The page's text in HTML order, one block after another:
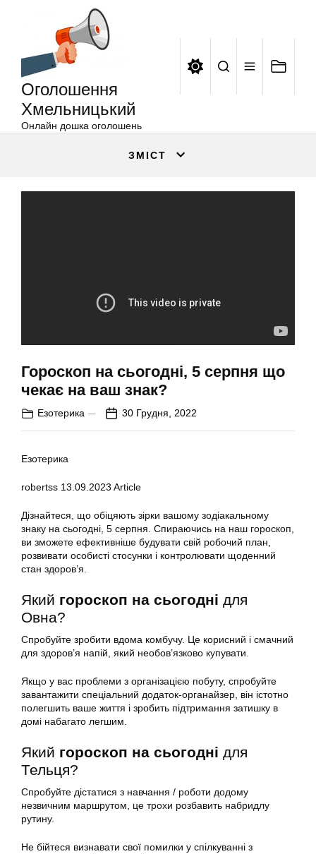
Оголошення
Хмельницький
Онлайн дошка оголошень
ЗМІСТ
Гороскоп на сьогодні, 5 серпня що
чекає на ваш знак?
Езотерика 30 Грудня, 2022
Езотерика
robertss 13.09.2023 Article
Дізнайтеся, що обіцяють зірки вашому зодіакальному
знаку на сьогодні, 5 серпня. Спираючись на наш гороскоп,
ви зможете ефективніше будувати свій робочий план,
розвивати особисті стосунки і контролювати щоденний
стан здоров’я.
Який гороскоп на сьогодні для
Овна?
Спробуйте зробити вдома комбучу. Це корисний і смачний
для здоров’я напій, який необов’язково купувати.
Якщо у вас проблеми з організацією побуту, спробуйте
завантажити спеціальний додаток-органайзер, він істотно
полегшить ваше життя і зробить підтримання затишку в
домі набагато легшим.
Який гороскоп на сьогодні для
Тельця?
Спробуйте дістатися з навчання / роботи додому
незвичним маршрутом, це трохи розбавить набридлу
рутину.
Не бійтеся визнавати свої помилки у спілкуванні з